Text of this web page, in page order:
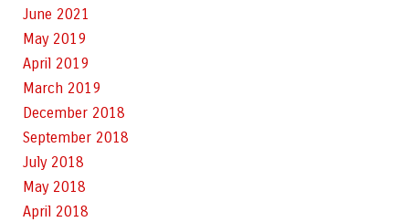
June 2021
May 2019
April 2019
March 2019
December 2018
September 2018
July 2018
May 2018
April 2018